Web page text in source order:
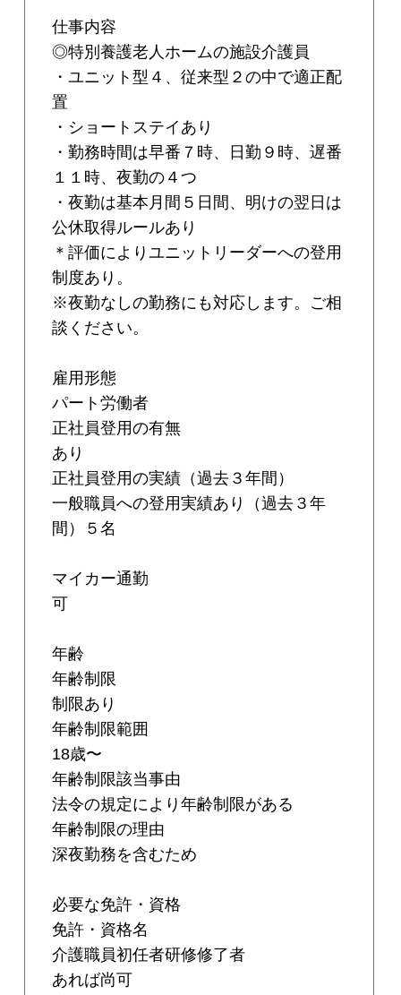
仕事内容
◎特別養護老人ホームの施設介護員
・ユニット型４、従来型２の中で適正配
置
・ショートステイあり
・勤務時間は早番７時、日勤９時、遅番
１１時、夜勤の４つ
・夜勤は基本月間５日間、明けの翌日は
公休取得ルールあり
＊評価によりユニットリーダーへの登用
制度あり。
※夜勤なしの勤務にも対応します。ご相
談ください。
雇用形態
パート労働者
正社員登用の有無
あり
正社員登用の実績（過去３年間）
一般職員への登用実績あり（過去３年
間）５名
マイカー通勤
可
年齢
年齢制限
制限あり
年齢制限範囲
18歳〜
年齢制限該当事由
法令の規定により年齢制限がある
年齢制限の理由
深夜勤務を含むため
必要な免許・資格
免許・資格名
介護職員初任者研修修了者
あれば尚可